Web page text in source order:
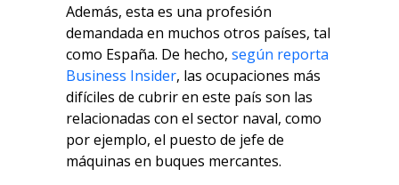
Además, esta es una profesión
demandada en muchos otros países, tal
como España. De hecho, según reporta
Business Insider, las ocupaciones más
difíciles de cubrir en este país son las
relacionadas con el sector naval, como
por ejemplo, el puesto de jefe de
máquinas en buques mercantes.